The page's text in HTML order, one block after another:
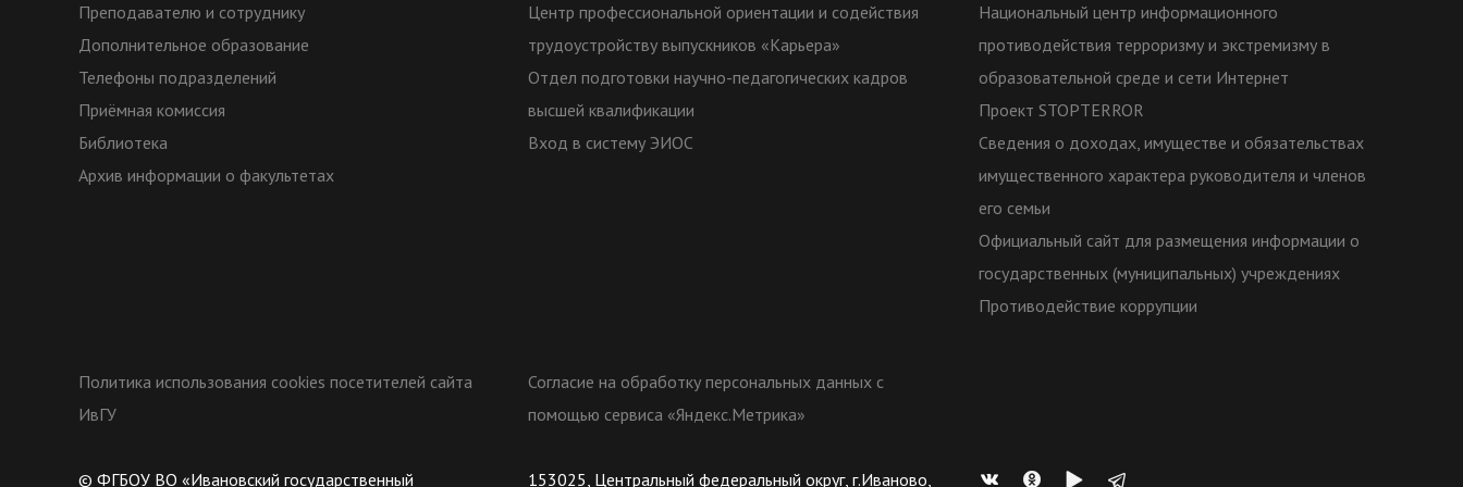
Преподавателю и сотруднику
Дополнительное образование
Телефоны подразделений
Приёмная комиссия
Библиотека
Архив информации о факультетах
Центр профессиональной ориентации и содействия
трудоустройству выпускников «Карьера»
Отдел подготовки научно-педагогических кадров
высшей квалификации
Вход в систему ЭИОС
Национальный центр информационного
противодействия терроризму и экстремизму в
образовательной среде и сети Интернет
Проект STOPTERROR
Сведения о доходах, имуществе и обязательствах
имущественного характера руководителя и членов
его семьи
Официальный сайт для размещения информации о
государственных (муниципальных) учреждениях
Противодействие коррупции
Политика использования cookies посетителей сайта
ИвГУ
Согласие на обработку персональных данных с
помощью сервиса «Яндекс.Метрика»
© ФГБОУ ВО «Ивановский государственный 153025, Центральный федеральный округ, г.Иваново,